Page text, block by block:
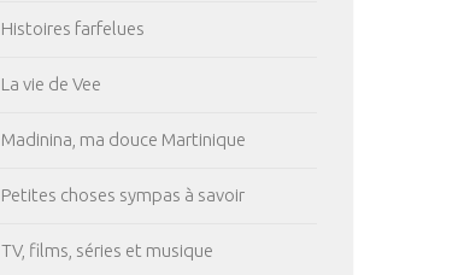
Histoires farfelues
La vie de Vee
Madinina, ma douce Martinique
Petites choses sympas à savoir
TV, films, séries et musique